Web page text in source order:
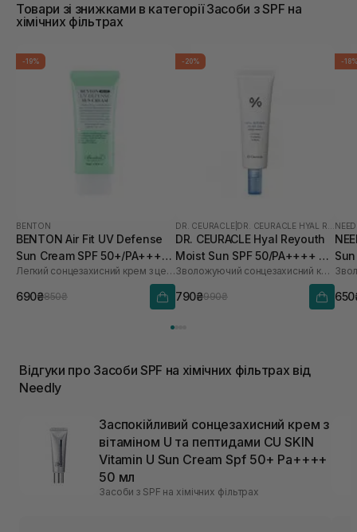
Товари зі знижками в категорії Засоби з SPF на
хімічних фільтрах
-19%
BENTON
BENTON Air Fit UV Defense
Sun Cream SPF 50+/PA++++
50 мл
Легкий сонцезахисний крем з центелою
690₴850₴
-20%
DR. CEURACLE
DR. CEURACLE Hyal Reyouth
Moist Sun SPF 50/PA++++ 50
мл
Зволожуючий сонцезахисний крем для обличчя з гіалуроновою кислотою
790₴990₴
-
Відгуки про Засоби SPF на хімічних фільтрах від
Needly
Заспокійливий сонцезахисний крем з
вітаміном U та пептидами CU SKIN
Vitamin U Sun Cream Spf 50+ Pa++++
50 мл
Засоби з SPF на хімічних фільтрах